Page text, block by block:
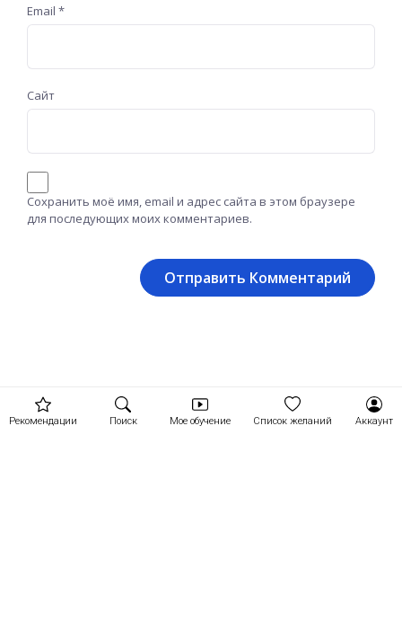
Email *
Сайт
Сохранить моё имя, email и адрес сайта в этом браузере
для последующих моих комментариев.
Рекомендации Поиск Мое обучение Список желаний Аккаунт